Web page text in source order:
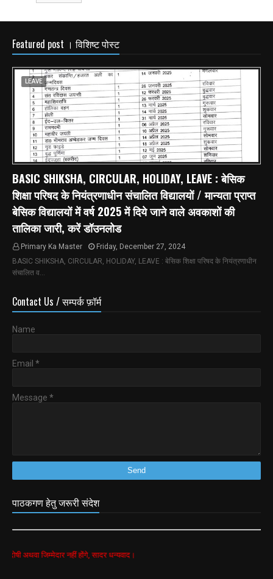
Featured post । विशिष्ट पोस्ट
LEAVE
BASIC SHIKSHA, CIRCULAR, HOLIDAY, LEAVE : बेसिक
शिक्षा परिषद के नियंत्रणाधीन संचालित विद्यालयों / मान्यता प्राप्त
बेसिक विद्यालयों में वर्ष 2025 में दिये जाने वाले अवकाशों की
तालिका जारी, करें डॉउनलोड
Primary Ka Master
Friday, December 27, 2024
BASIC SHIKSHA, CIRCULAR, HOLIDAY, LEAVE : बेसिक शिक्षा परिषद के नियंत्रणाधीन
संचालित व…
Contact Us / सम्पर्क फ़ॉर्म
Name
Email *
Message *
पाठकगण हेतु जरूरी संदेश
नहीं होंगे, सादर धन्यवाद।